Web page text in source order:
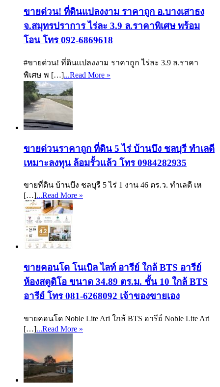
ขายด่วน! ที่ดินแปลงงาม ราคาถูก อ.บางเสาธง
จ.สมุทรปราการ ไร่ละ 3.9 ล.ราคาพิเศษ พร้อม
โอน โทร 092-6869618
#ขายด่วน! ที่ดินแปลงงาม ราคาถูก ไร่ละ 3.9 ล.ราคา
พิเศษ พ […]...Read More »
ขายด่วนราคาถูก ที่ดิน 5 ไร่ บ้านบึง ชลบุรี ทำเลดี
เหมาะลงทุน ล้อมรั้วแล้ว โทร 0984282935
ขายที่ดิน บ้านบึง ชลบุรี 5 ไร่ 1 งาน 46 ตร.ว. ทำเลดี เห
[…]...Read More »
ขายคอนโด โนเบิล ไลท์ อารีย์ ใกล้ BTS อารีย์
ห้องสตูดิโอ ขนาด 34.89 ตร.ม. ชั้น 10 ใกล้ BTS
อารีย์ โทร 081-6268092 เจ้าของขายเอง
ขายคอนโด Noble Lite Ari ใกล้ BTS อารีย์ Noble Lite Ari
[…]...Read More »